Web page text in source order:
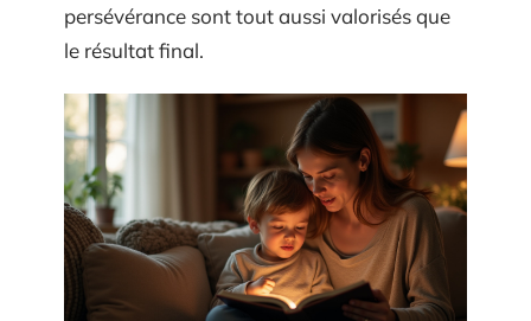
persévérance sont tout aussi valorisés que
le résultat final.